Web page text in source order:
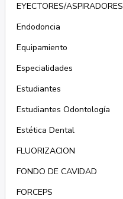
EYECTORES/ASPIRADORES
Endodoncia
Equipamiento
Especialidades
Estudiantes
Estudiantes Odontología
Estética Dental
FLUORIZACION
FONDO DE CAVIDAD
FORCEPS